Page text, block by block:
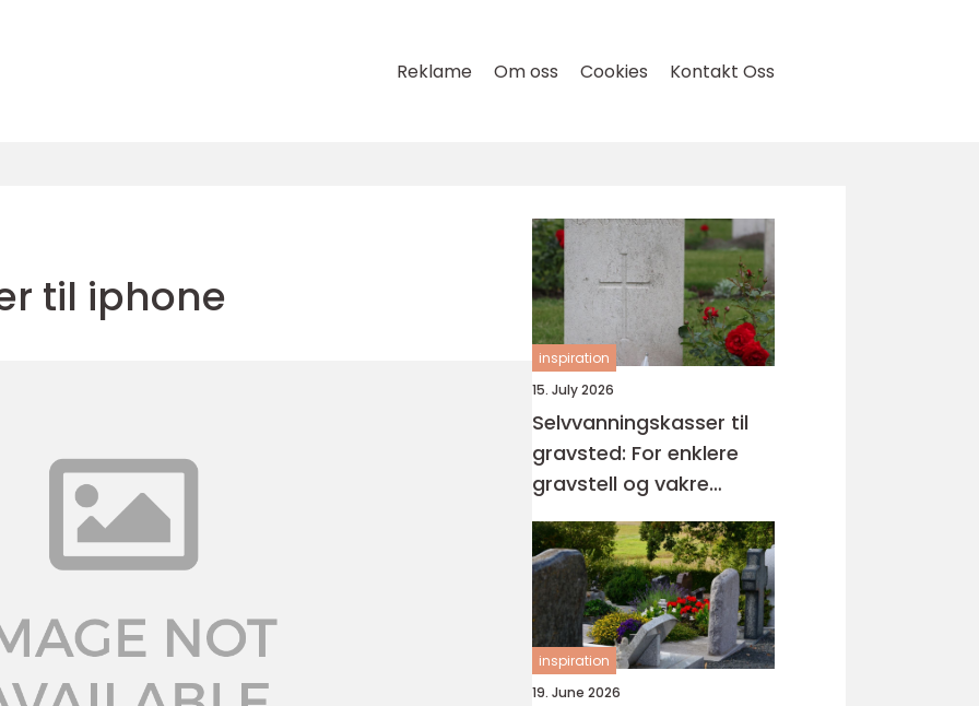
Reklame Om oss Cookies Kontakt Oss
til iphone
inspiration
15. July 2026
Selvvanningskasser til
gravsted: For enklere
gravstell og vakre
minnesteder
inspiration
19. June 2026